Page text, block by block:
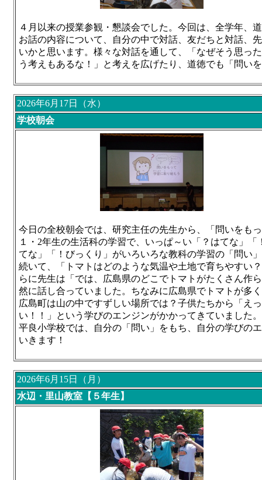
４月以来の授業参観・懇談会でした。今回は、全学年、
お話の内容について、自分の中で対話、友だちと対話、
いかと思います。様々な対話を通して、「なぜそう思っ
う考えもあるな！」と考えを広げたり、道徳でも「問い
2026年6月17日（水）
学校朝会
今日の全校朝会では、研究主任の先生から、「問いをも
１・2年生の生活科の学習で、いっぱ～い「？はてな」
てな」「！びっくり」がいろいろな教科の学習の「問い
続いて、「トマトはどのような気温や土地で育ちやすい
らに先生は「では、広島県のどこでトマトがたくさん作
然に話し合っていました。ちなみに広島県でトマトが多
広島町は山の中ですずしい場所では？子供たちから「え
い！！」という学びのエンジンがかかってきていました。
平良小学校では、自分の「問い」をもち、自分の学びの
いきます！
2026年6月15日（月）
水辺・里山教室【５年生】